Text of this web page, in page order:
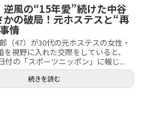
逆風の“15年愛”続けた中谷
かの破局！元ホステスと“再
情
（47）が30代の元ホステスの女性・
視野に入れた交際をしていると、
付の「スポーツニッポン」に報じ...
続きを読む